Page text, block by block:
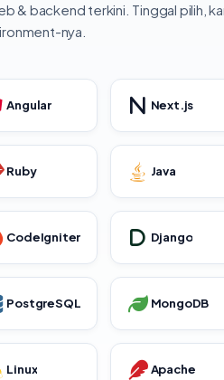
& backend terkini. Tinggal pilih,
nya.
Angular Next.js
Ruby Java
CodeIgniter Django
PostgreSQL MongoDB
Linux Apache